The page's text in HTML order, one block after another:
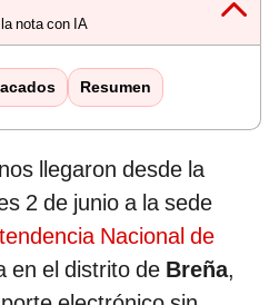
nota con IA
Resumen
llegaron desde la
2 de junio a la sede
Nacional de
en el distrito de Breña,